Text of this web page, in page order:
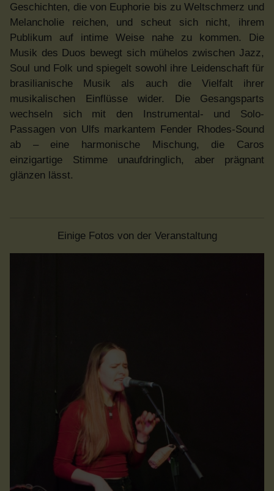
Geschichten, die von Euphorie bis zu Weltschmerz und
Melancholie reichen, und scheut sich nicht, ihrem
Publikum auf intime Weise nahe zu kommen. Die
Musik des Duos bewegt sich mühelos zwischen Jazz,
Soul und Folk und spiegelt sowohl ihre Leidenschaft für
brasilianische Musik als auch die Vielfalt ihrer
musikalischen Einflüsse wider. Die Gesangsparts
wechseln sich mit den Instrumental- und Solo-
Passagen von Ulfs markantem Fender Rhodes-Sound
ab – eine harmonische Mischung, die Caros
einzigartige Stimme unaufdringlich, aber prägnant
glänzen lässt.
Einige Fotos von der Veranstaltung